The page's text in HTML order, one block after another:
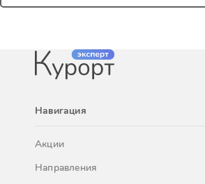
Навигация
Акции
Направления